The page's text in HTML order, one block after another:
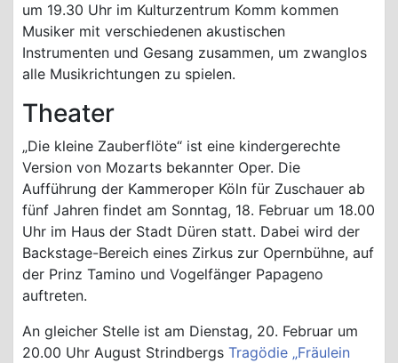
um 19.30 Uhr im Kulturzentrum Komm kommen
Musiker mit verschiedenen akustischen
Instrumenten und Gesang zusammen, um zwanglos
alle Musikrichtungen zu spielen.
Theater
„Die kleine Zauberflöte“ ist eine kindergerechte
Version von Mozarts bekannter Oper. Die
Aufführung der Kammeroper Köln für Zuschauer ab
fünf Jahren findet am Sonntag, 18. Februar um 18.00
Uhr im Haus der Stadt Düren statt. Dabei wird der
Backstage-Bereich eines Zirkus zur Opernbühne, auf
der Prinz Tamino und Vogelfänger Papageno
auftreten.
An gleicher Stelle ist am Dienstag, 20. Februar um
20.00 Uhr August Strindbergs Tragödie „Fräulein